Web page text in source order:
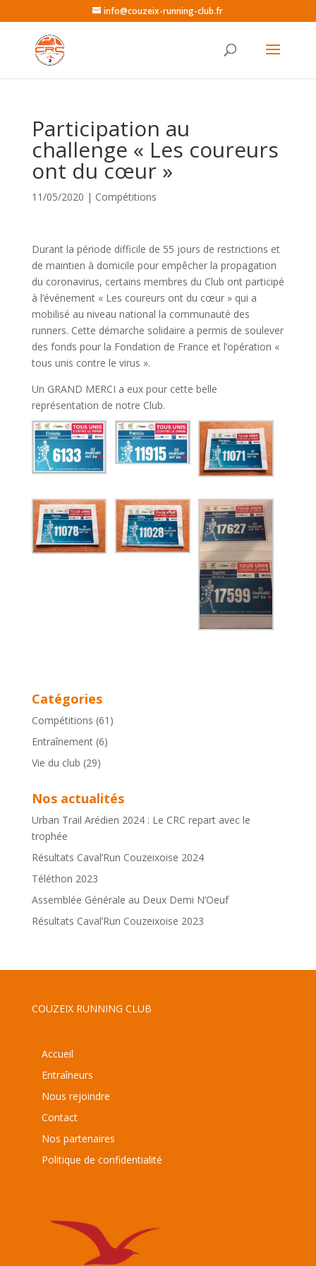
info@couzeix-running-club.fr
Participation au
challenge « Les coureurs
ont du cœur »
11/05/2020 | Compétitions
Durant la période difficile de 55 jours de restrictions et
de maintien à domicile pour empêcher la propagation
du coronavirus, certains membres du Club ont participé
à l’événement « Les coureurs ont du cœur » qui a
mobilisé au niveau national la communauté des
runners. Cette démarche solidaire a permis de soulever
des fonds pour la Fondation de France et l’opération «
tous unis contre le virus ».
Un GRAND MERCI a eux pour cette belle
représentation de notre Club.
Catégories
Compétitions (61)
Entraînement(6)
Vie du club (29)
Nos actualités
Urban Trail Arédien 2024 : Le CRC repart avec le
trophée
Résultats Caval’Run Couzeixoise 2024
Téléthon 2023
Assemblée Générale au Deux Demi N’Oeuf
Résultats Caval’Run Couzeixoise 2023
COUZEIX RUNNING CLUB
Accueil
Entraîneurs
Nous rejoindre
Contact
Nos partenaires
Politique de confidentialité